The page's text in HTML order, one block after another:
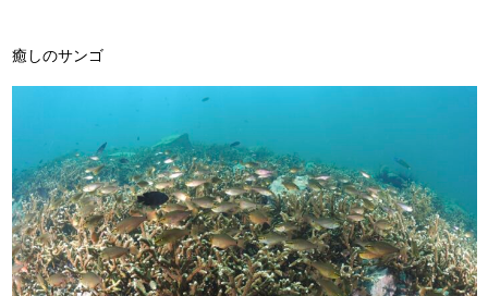
癒しのサンゴ